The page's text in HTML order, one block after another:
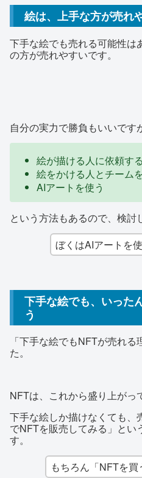
絵は、上手な方が売れ
下手な絵でも売れる可能性は
の方が売れやすいです。
自分の実力で勝負もいいです
絵が描ける人に依頼する
絵をかける人とチーム
AIアートを使う
という方法もあるので、検討
ぼくはAIアートを
下手な絵でも、いった
う
「下手な絵でもNFTが売れ
た。
NFTは、これから盛り上がっ
下手な絵しか描けなくても、
でNFTを販売してみる」とい
す。
もちろん「NFTを買